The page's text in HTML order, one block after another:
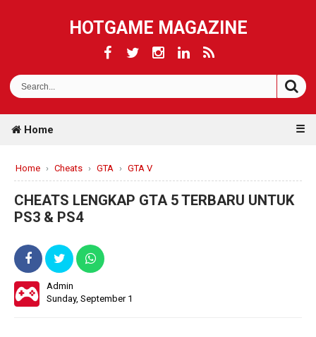
HOTGAME MAGAZINE
Home ☰
Home › Cheats › GTA › GTA V
CHEATS LENGKAP GTA 5 TERBARU UNTUK
PS3 & PS4
Admin
Sunday, September 1